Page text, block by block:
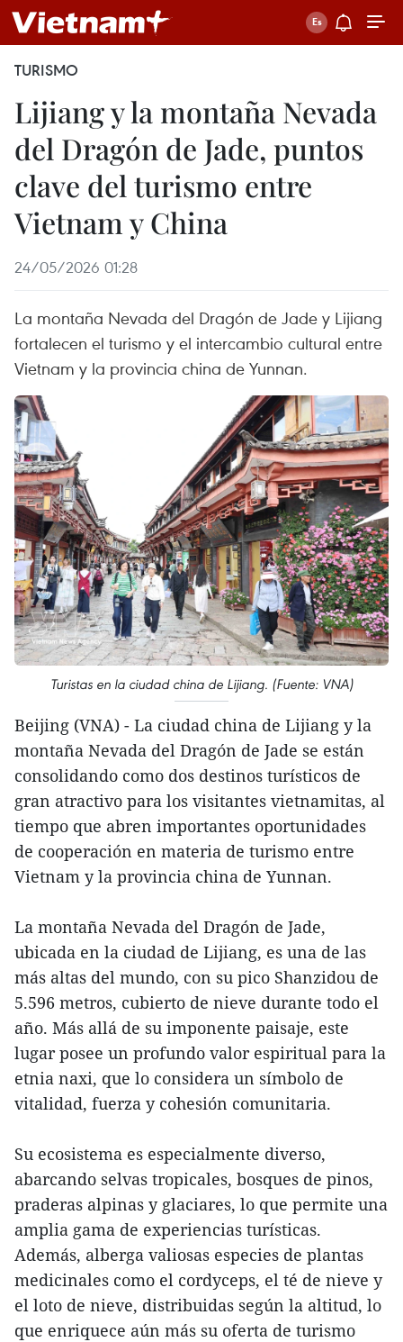
TURISMO
Lijiang y la montaña Nevada
del Dragón de Jade, puntos
clave del turismo entre
Vietnam y China
24/05/2026 01:28
La montaña Nevada del Dragón de Jade y Lijiang
fortalecen el turismo y el intercambio cultural entre
Vietnam y la provincia china de Yunnan.
Turistas en la ciudad china de Lijiang. (Fuente: VNA)
Beijing (VNA) - La ciudad china de Lijiang y la
montaña Nevada del Dragón de Jade se están
consolidando como dos destinos turísticos de
gran atractivo para los visitantes vietnamitas, al
tiempo que abren importantes oportunidades
de cooperación en materia de turismo entre
Vietnam y la provincia china de Yunnan.
La montaña Nevada del Dragón de Jade,
ubicada en la ciudad de Lijiang, es una de las
más altas del mundo, con su pico Shanzidou de
5.596 metros, cubierto de nieve durante todo el
año. Más allá de su imponente paisaje, este
lugar posee un profundo valor espiritual para la
etnia naxi, que lo considera un símbolo de
vitalidad, fuerza y cohesión comunitaria.
Su ecosistema es especialmente diverso,
abarcando selvas tropicales, bosques de pinos,
praderas alpinas y glaciares, lo que permite una
amplia gama de experiencias turísticas.
Además, alberga valiosas especies de plantas
medicinales como el cordyceps, el té de nieve y
el loto de nieve, distribuidas según la altitud, lo
que enriquece aún más su oferta de turismo